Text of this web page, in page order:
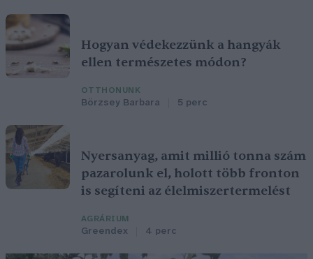
Hogyan védekezzünk a hangyák
ellen természetes módon?
OTTHONUNK
Börzsey Barbara 5 perc
Nyersanyag, amit millió tonna szám
pazarolunk el, holott több fronton
is segíteni az élelmiszertermelést
AGRÁRIUM
Greendex 4 perc